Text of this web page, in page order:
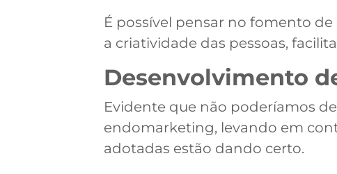
É possível pensar no fomento
a criatividade das pessoas,
Desenvolvimento
Evidente que não poderíamos
endomarketing, levando em
adotadas estão dando certo.